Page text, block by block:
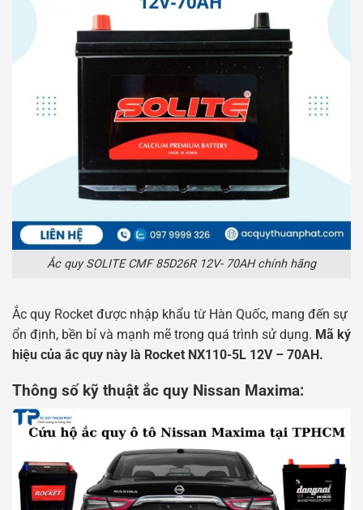
Ắc quy SOLITE CMF 85D26R 12V- 70AH chính hãng
Ắc quy Rocket được nhập khẩu từ Hàn Quốc, mang đến sự
ổn định, bền bỉ và mạnh mẽ trong quá trình sử dụng. Mã ký
hiệu của ắc quy này là Rocket NX110-5L 12V – 70AH.
Thông số kỹ thuật ắc quy Nissan Maxima: